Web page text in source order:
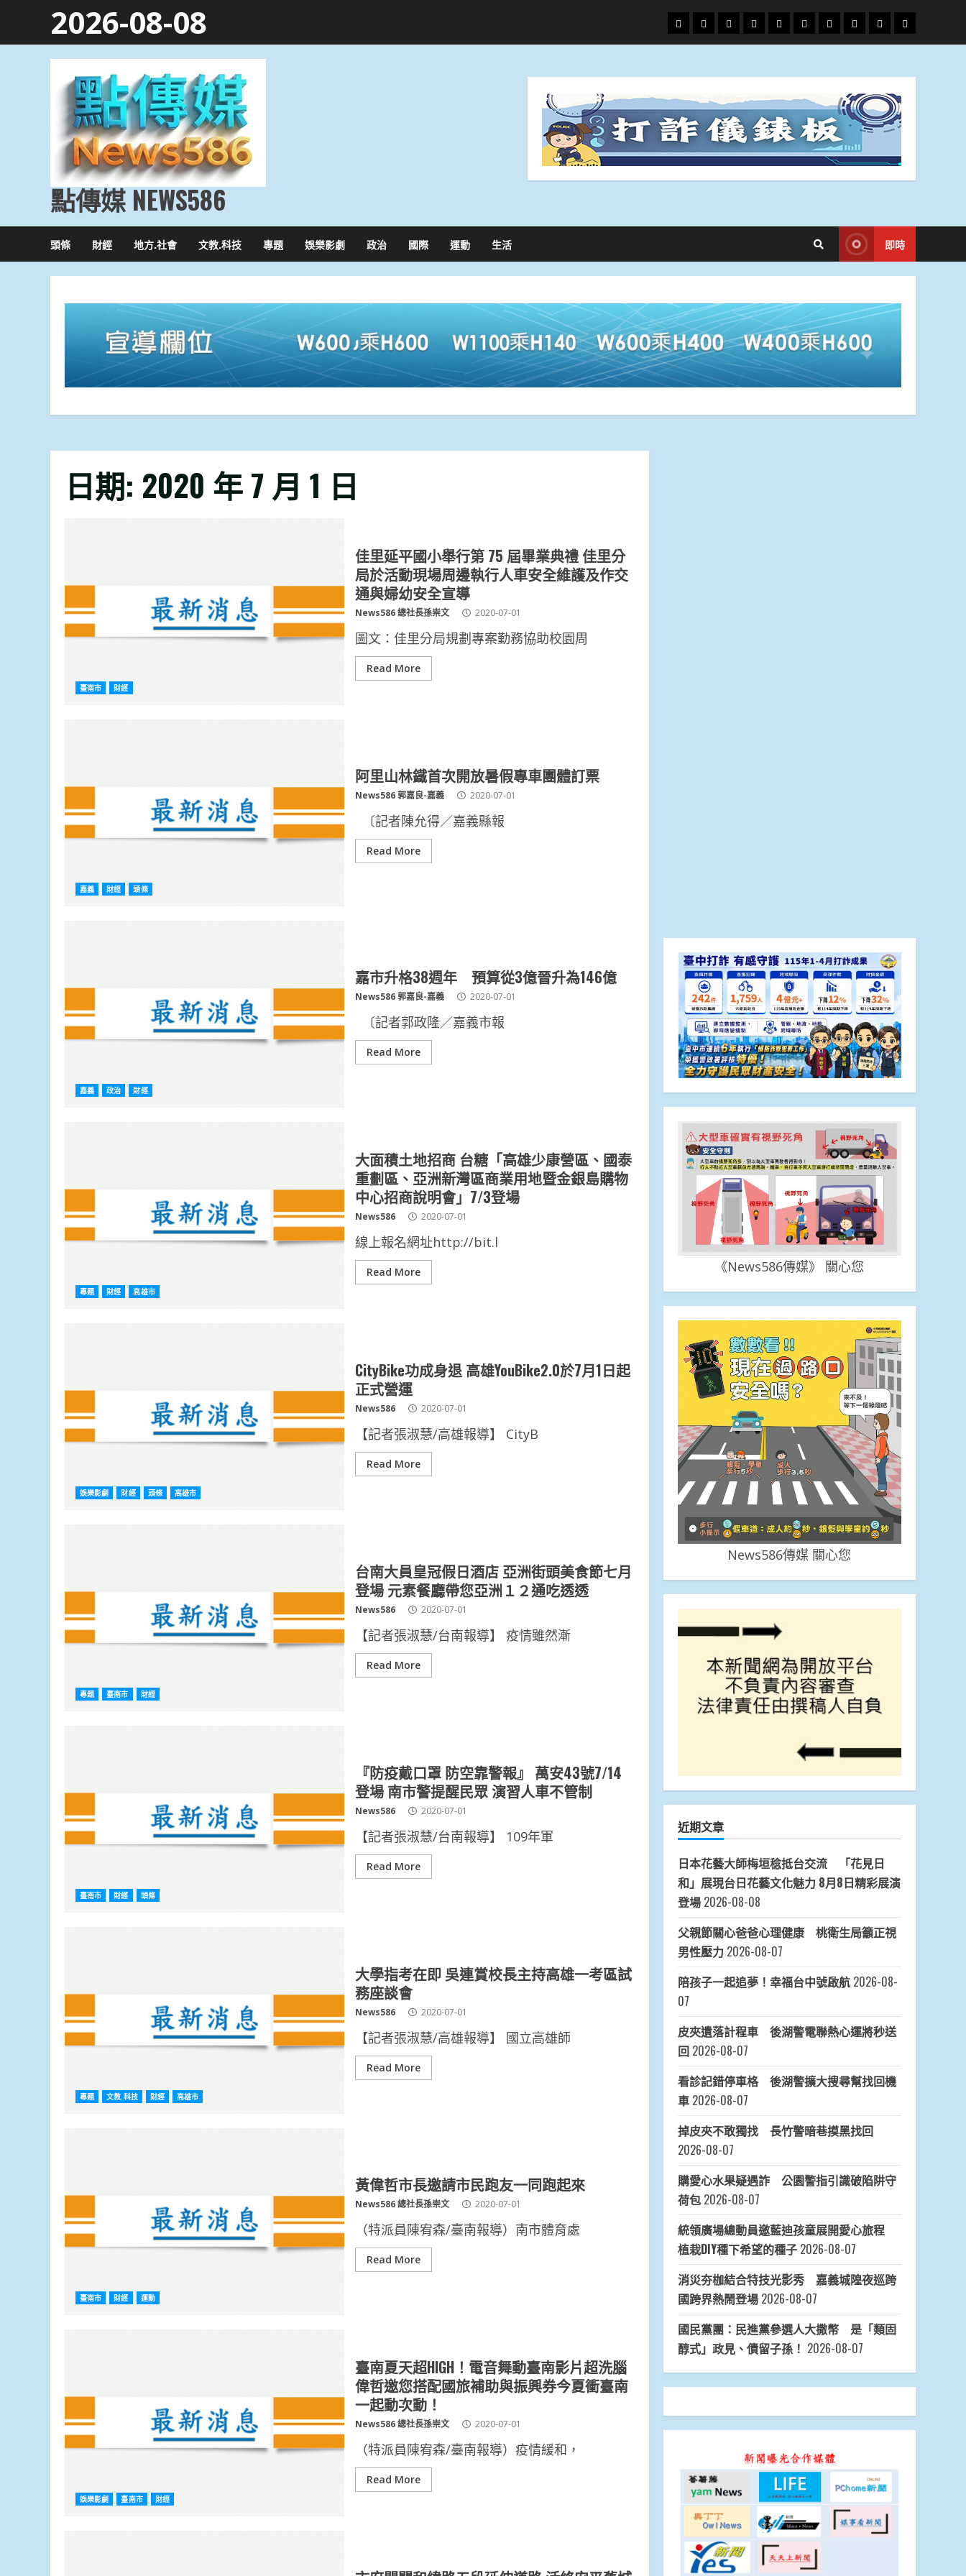
2026-08-08
頭
條
財
經
地
方.
文
教.
專
題
娛
樂
政
治
國
際
運
動
生
活
點傳媒 NEWS586
頭條 財經 地方.社會 文教.科技 專題 娛樂影劇 政治 國際 運動 生活 即時
日期: 2020 年 7 月 1 日
臺南市 財經
佳里延平國小舉行第 75 屆畢業典禮 佳里分
局於活動現場周邊執行人車安全維護及作交
通與婦幼安全宣導
News586 總社長孫崇文 2020-07-01
圖文：佳里分局規劃專案勤務協助校園周
Read More
嘉義 財經 頭條
阿里山林鐵首次開放暑假專車團體訂票
News586 郭嘉良-嘉義 2020-07-01
〔記者陳允得／嘉義縣報
Read More
嘉義 政治 財經
嘉市升格38週年 預算從3億晉升為146億
News586 郭嘉良-嘉義 2020-07-01
〔記者郭政隆／嘉義市報
Read More
專題 財經 高雄市
大面積土地招商 台糖「高雄少康營區、國泰
重劃區、亞洲新灣區商業用地暨金銀島購物
中心招商說明會」7/3登場
News586 2020-07-01
線上報名網址http://bit.l
Read More
娛樂影劇 財經 頭條 高雄市
CityBike功成身退 高雄YouBike2.0於7月1日起
正式營運
News586 2020-07-01
【記者張淑慧/高雄報導】 CityB
Read More
專題 臺南市 財經
台南大員皇冠假日酒店 亞洲街頭美食節七月
登場 元素餐廳帶您亞洲１２通吃透透
News586 2020-07-01
【記者張淑慧/台南報導】 疫情雖然漸
Read More
臺南市 財經 頭條
『防疫戴口罩 防空靠警報』 萬安43號7/14
登場 南市警提醒民眾 演習人車不管制
News586 2020-07-01
【記者張淑慧/台南報導】 109年軍
Read More
專題 文教.科技 財經 高雄市
大學指考在即 吳連賞校長主持高雄一考區試
務座談會
News586 2020-07-01
【記者張淑慧/高雄報導】 國立高雄師
Read More
臺南市 財經 運動
黃偉哲市長邀請市民跑友一同跑起來
News586 總社長孫崇文 2020-07-01
（特派員陳宥森/臺南報導）南市體育處
Read More
娛樂影劇 臺南市 財經
臺南夏天超HIGH！電音舞動臺南影片超洗腦
偉哲邀您搭配國旅補助與振興券今夏衝臺南
一起動次動！
News586 總社長孫崇文 2020-07-01
（特派員陳宥森/臺南報導）疫情緩和，
Read More